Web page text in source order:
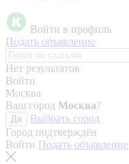
Войти в профиль
Подать объявление
Нет результатов
Войти
Москва
Ваш город Москва?
Да
Выбрать город
Город подтверждён
Войти Подать объявление